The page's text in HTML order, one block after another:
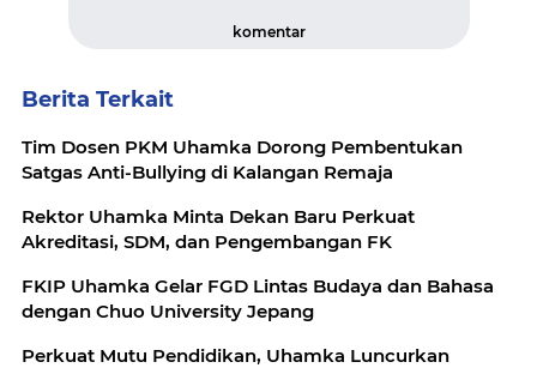
komentar
Berita Terkait
Tim Dosen PKM Uhamka Dorong Pembentukan
Satgas Anti-Bullying di Kalangan Remaja
Rektor Uhamka Minta Dekan Baru Perkuat
Akreditasi, SDM, dan Pengembangan FK
FKIP Uhamka Gelar FGD Lintas Budaya dan Bahasa
dengan Chuo University Jepang
Perkuat Mutu Pendidikan, Uhamka Luncurkan